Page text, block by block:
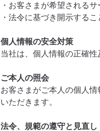
・お客さまが希望される
・法令に基づき開示する
個人情報の安全対策
当社は、個人情報の正確
ご本人の照会
お客さまがご本人の個人
いただきます。
法令、規範の遵守と見直し